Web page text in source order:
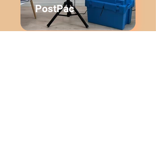
PostPac